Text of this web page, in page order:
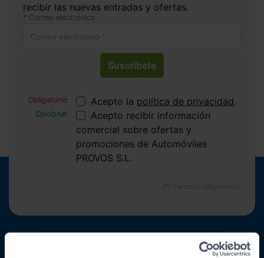
recibir las nuevas entradas y ofertas.
Correo electrónico
Suscríbete
Acepto la política de privacidad.
Acepto recibir información
comercial sobre ofertas y
promociones de Automóviles
PROVOS S.L.